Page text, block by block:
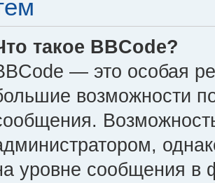
такое BBCode?
— это особая
возможности
уровне сообщения в